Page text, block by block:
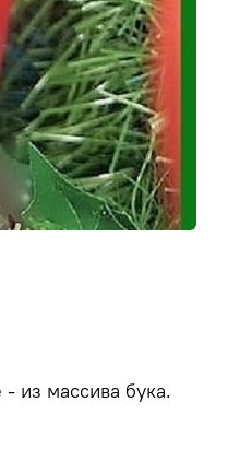
из массива бука.